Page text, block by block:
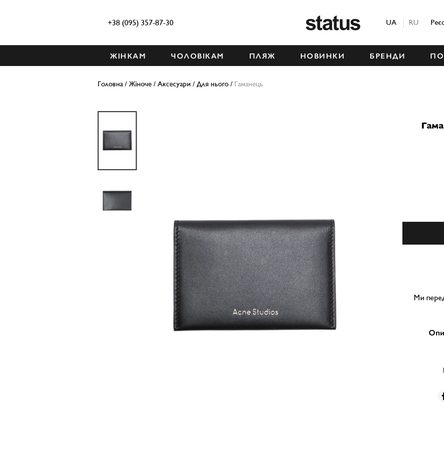
+38 (095) 357-87-30 UA RU
ЖІНКАМ ЧОЛОВІКАМ ПЛЯЖ НОВИНКИ БРЕНДИ
Головна / Жіноче / Аксесуари / Для нього / Гаманець
Ми